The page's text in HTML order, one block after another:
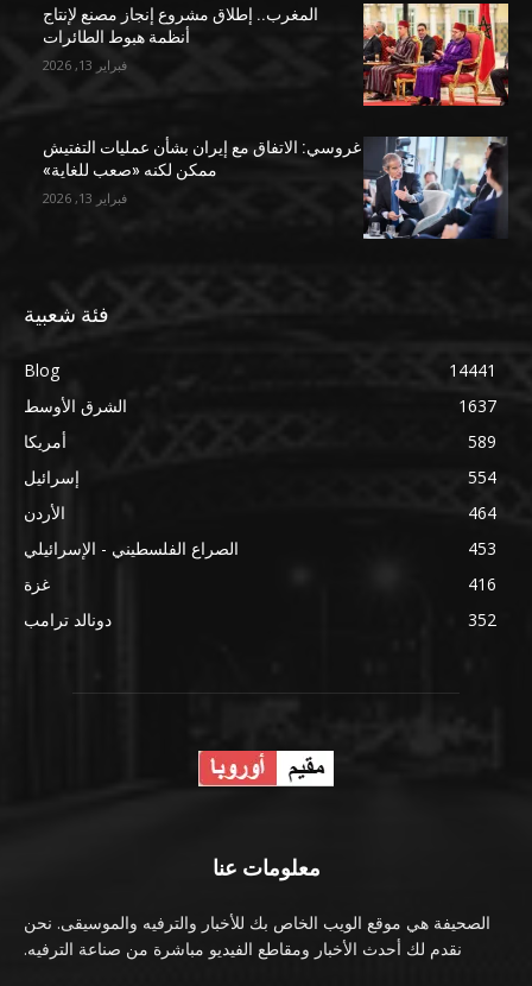
المغرب.. إطلاق مشروع إنجاز مصنع لإنتاج
أنظمة هبوط الطائرات
فبراير 13, 2026
غروسي: الاتفاق مع إيران بشأن عمليات التفتيش
ممكن لكنه «صعب للغاية»
فبراير 13, 2026
فئة شعبية
Blog
14441
الشرق الأوسط
1637
أمريكا
589
إسرائيل
554
الأردن
464
الصراع الفلسطيني - الإسرائيلي
453
غزة
416
دونالد ترامب
352
معلومات عنا
الصحيفة هي موقع الويب الخاص بك للأخبار والترفيه والموسيقى. نحن
نقدم لك أحدث الأخبار ومقاطع الفيديو مباشرة من صناعة الترفيه.